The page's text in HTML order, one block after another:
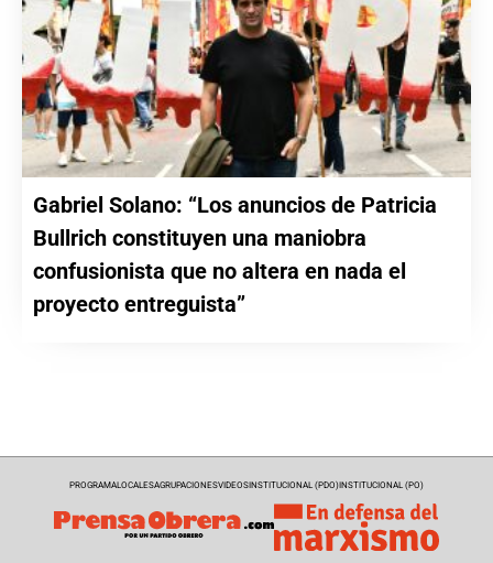
Gabriel Solano: “Los anuncios de Patricia
Bullrich constituyen una maniobra
confusionista que no altera en nada el
proyecto entreguista”
PROGRAMALOCALESAGRUPACIONESVIDEOSINSTITUCIONAL (PDO)INSTITUCIONAL (PO)